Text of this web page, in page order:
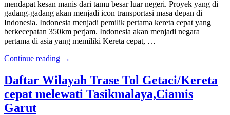
mendapat kesan manis dari tamu besar luar negeri. Proyek yang di
gadang-gadang akan menjadi icon transportasi masa depan di
Indonesia. Indonesia menjadi pemilik pertama kereta cepat yang
berkecepatan 350km perjam. Indonesia akan menjadi negara
pertama di asia yang memiliki Kereta cepat, …
Continue reading →
Daftar Wilayah Trase Tol Getaci/Kereta
cepat melewati Tasikmalaya,Ciamis
Garut